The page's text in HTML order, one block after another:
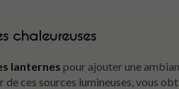
chaleureuses
lanternes pour ajouter une
de ces sources lumineuses, vous